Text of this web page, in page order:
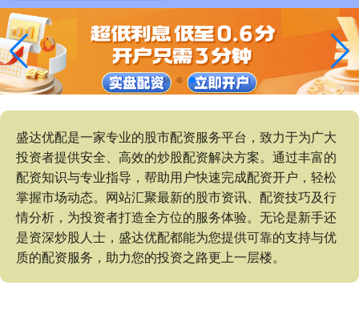
盛达优配是一家专业的股市配资服务平台，致力于为广大
投资者提供安全、高效的炒股配资解决方案。通过丰富的
配资知识与专业指导，帮助用户快速完成配资开户，轻松
掌握市场动态。网站汇聚最新的股市资讯、配资技巧及行
情分析，为投资者打造全方位的服务体验。无论是新手还
是资深炒股人士，盛达优配都能为您提供可靠的支持与优
质的配资服务，助力您的投资之路更上一层楼。